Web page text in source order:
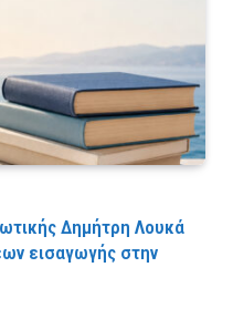
Δημήτρη Λουκά
εισαγωγής στην